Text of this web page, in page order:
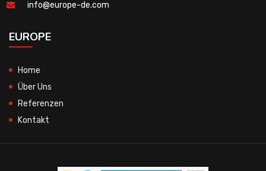
info@europe-de.com
EUROPE
Home
Über Uns
Referenzen
Kontakt